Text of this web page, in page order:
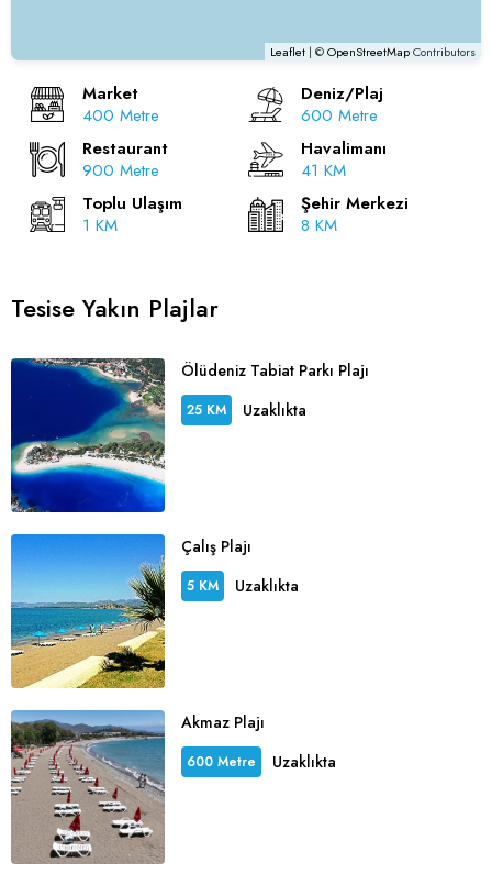
Leaflet | ©OpenStreetMapContributors
Market
400 Metre
Deniz/Plaj
600 Metre
Restaurant
900 Metre
Havalimanı
41 KM
Toplu Ulaşım
1 KM
Şehir Merkezi
8 KM
Tesise Yakın Plajlar
Ölüdeniz Tabiat Parkı Plajı
25 KM Uzaklıkta
Çalış Plajı
5 KM Uzaklıkta
Akmaz Plajı
600 Metre Uzaklıkta